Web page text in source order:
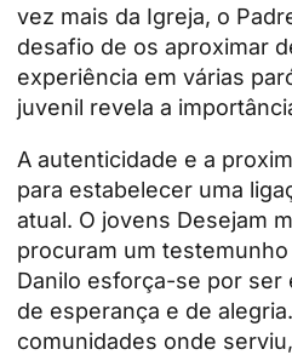
vez mais da Igreja, o
desafio de os aproximar
experiência em várias
juvenil revela a
A autenticidade e a
para estabelecer uma
atual. O jovens Desejam
procuram um
Danilo esforça-se por ser
de esperança e de
comunidades onde